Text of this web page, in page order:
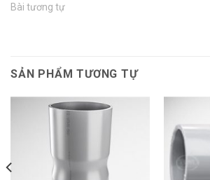
Bài tương tự
SẢN PHẨM TƯƠNG TỰ